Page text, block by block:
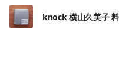
knock 横山久美子